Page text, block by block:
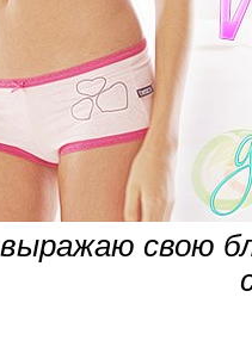
свою